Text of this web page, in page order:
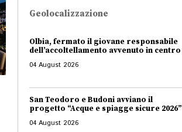
Geolocalizzazione
Olbia, fermato il giovane responsabile
dell’accoltellamento avvenuto in centro
04 August 2026
San Teodoro e Budoni avviano il
progetto “Acque e spiagge sicure 2026”
04 August 2026